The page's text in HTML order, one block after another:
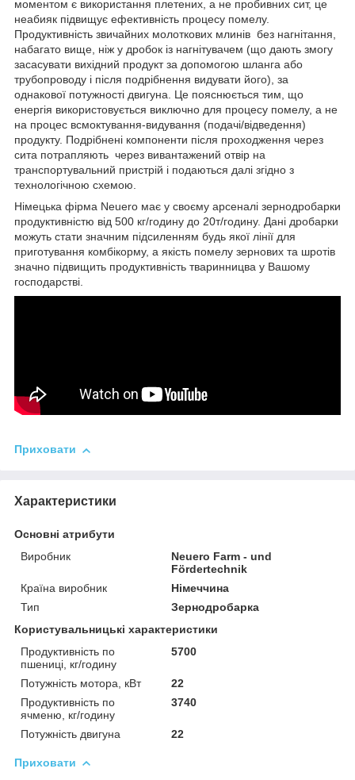
моментом є використання плетених, а не пробивних сит, це
неабияк підвищує ефективність процесу помелу.
Продуктивність звичайних молоткових млинів без нагнітання,
набагато вище, ніж у дробок із нагнітувачем (що дають змогу
засасувати вихідний продукт за допомогою шланга або
трубопроводу і після подрібнення видувати його), за
однакової потужності двигуна. Це пояснюється тим, що
енергія використовується виключно для процесу помелу, а не
на процес всмоктування-видування (подачі/відведення)
продукту. Подрібнені компоненти після проходження через
сита потрапляють через вивантажений отвір на
транспортувальний пристрій і подаються далі згідно з
технологічною схемою.
Німецька фірма Neuero має у своєму арсеналі зернодробарки
продуктивністю від 500 кг/годину до 20т/годину. Дані дробарки
можуть стати значним підсиленням будь якої лінії для
приготування комбікорму, а якість помелу зернових та шротів
значно підвищить продуктивність тваринницва у Вашому
господарстві.
Приховати
Характеристики
Основні атрибути
Виробник
Neuero Farm - und
Fördertechnik
Країна виробник
Німеччина
Тип
Зернодробарка
Користувальницькі характеристики
Продуктивність по
пшениці, кг/годину
5700
Потужність мотора, кВт
22
Продуктивність по
ячменю, кг/годину
3740
Потужність двигуна 22
Приховати